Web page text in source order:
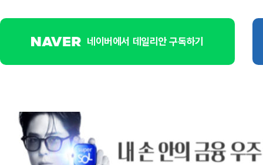
네이버에서 데일리안 구독하기